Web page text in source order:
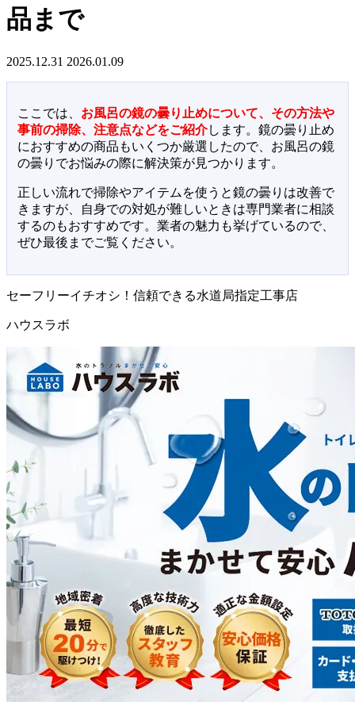
品まで
2025.12.31 2026.01.09
ここでは、 お風呂の鏡の曇り止めについて、その方法や
事前の掃除、注意点などをご紹介します。鏡の曇り止め
におすすめの商品もいくつか厳選したので、お風呂の鏡
の曇りでお悩みの際に解決策が見つかります。
正しい流れで掃除やアイテムを使うと鏡の曇りは改善で
きますが、自身での対処が難しいときは専門業者に相談
するのもおすすめです。業者の魅力も挙げているので、
ぜひ最後までご覧ください。
セーフリーイチオシ！信頼できる水道局指定工事店
ハウスラボ